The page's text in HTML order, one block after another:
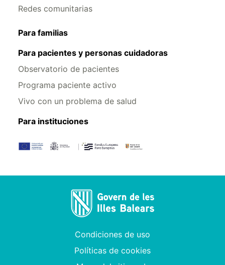
Redes comunitarias
Para familias
Para pacientes y personas cuidadoras
Observatorio de pacientes
Programa paciente activo
Vivo con un problema de salud
Para instituciones
Condiciones de uso
Políticas de cookies